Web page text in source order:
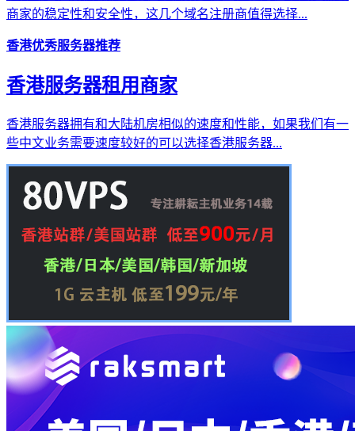
商家的稳定性和安全性，这几个域名注册商值得选择...
香港优秀服务器推荐
香港服务器租用商家
香港服务器拥有和大陆机房相似的速度和性能，如果我们有一
些中文业务需要速度较好的可以选择香港服务器...